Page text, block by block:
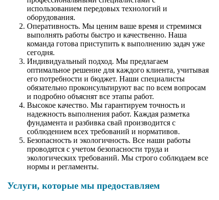
использованием передовых технологий и
оборудования.
Оперативность. Мы ценим ваше время и стремимся
выполнять работы быстро и качественно. Наша
команда готова приступить к выполнению задач уже
сегодня.
Индивидуальный подход. Мы предлагаем
оптимальное решение для каждого клиента, учитывая
его потребности и бюджет. Наши специалисты
обязательно проконсультируют вас по всем вопросам
и подробно объяснят все этапы работ.
Высокое качество. Мы гарантируем точность и
надежность выполнения работ. Каждая разметка
фундамента и разбивка свай производится с
соблюдением всех требований и нормативов.
Безопасность и экологичность. Все наши работы
проводятся с учетом безопасности труда и
экологических требований. Мы строго соблюдаем все
нормы и регламенты.
Услуги, которые мы предоставляем